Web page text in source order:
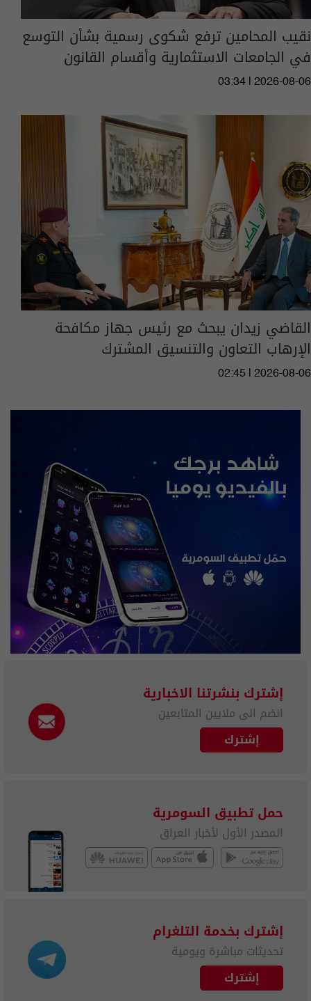
نقيب المحامين ترفع شكوى رسمية بشأن التوسع
في الجامعات الاستثمارية وأقسام القانون
03:34 | 2026-08-06
القاضي زيدان يبحث مع رئيس جهاز مكافحة
الإرهاب التعاون والتنسيق المشترك
02:45 | 2026-08-06
إشترك بنشرتنا الاخبارية
انضم الى ملايين المتابعين
إشترك
حمل تطبيق السومرية
المصدر الأول لأخبار العراق
إشترك بخدمة التلغرام
تحديثات مباشرة ويومية
إشترك